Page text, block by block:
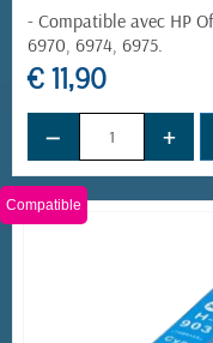
- Compatible avec HP
6970, 6974, 6975.
€ 11,90
− +
Compatible